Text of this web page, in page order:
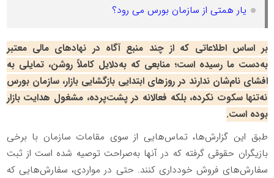
یار همتی از سازمان بورس می رود؟
بر اساس اطلاعاتی که از چند منبع آگاه در نهاد‌های مالی معتبر
به‌دست ما رسیده است؛ منابعی که به‌دلایل کاملاً روشن، تمایلی به
افشای نام‌شان ندارند در روز‌های ابتدایی بازگشایی بازار، سازمان بورس
نه‌تنها سکوت نکرده، بلکه فعالانه در پشت‌پرده، مشغول هدایت بازار
بوده است.
طبق این گزارش‌ها، تماس‌هایی از سوی مقامات سازمان با برخی
بازیگران حقوقی گرفته که در آنها به‌صراحت توصیه شده است از ثبت
سفارش‌های فروش خودداری کنند. حتی در مواردی، سفارش‌هایی که